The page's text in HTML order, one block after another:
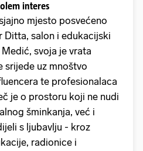
interes
mjesto posvećeno
Ditta, salon i edukacijski
svoja je vrata
srijede uz mnoštvo
te profesionalaca
je o prostoru koji ne nudi
šminkanja, već i
s ljubavlju - kroz
radionice i